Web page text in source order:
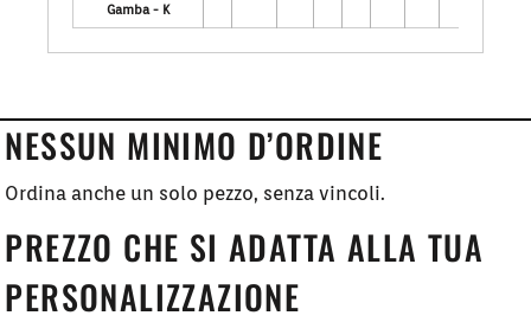
Gamba - K
NESSUN MINIMO D’ORDINE
Ordina anche un solo pezzo, senza vincoli.
PREZZO CHE SI ADATTA ALLA TUA
PERSONALIZZAZIONE